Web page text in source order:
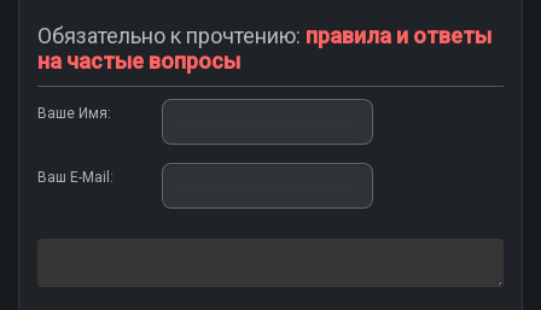
Обязательно к прочтению: правила и ответы
на частые вопросы
Ваше Имя:
Ваш E-Mail: